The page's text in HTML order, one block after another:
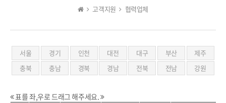
고객지원 협력업체
서울 경기 인천 대전 대구 부산
제주
충북
충남 경북 경남 전북 전남 강원
표를 좌,우로 드래그 해주세요.